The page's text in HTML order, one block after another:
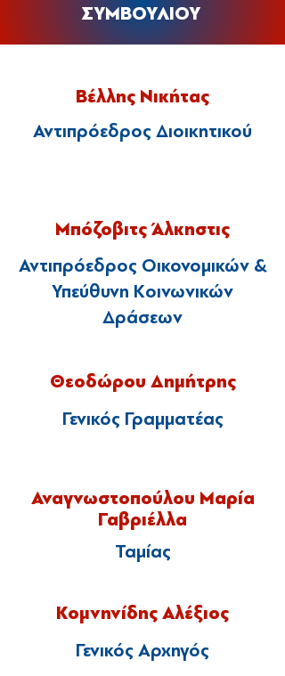
ΣΥΜΒΟΥΛΙΟΥ
Βέλλης Νικήτας
Αντιπρόεδρος Διοικητικού
Μπόζοβιτς Άλκηστις
Αντιπρόεδρος Οικονομικών &
Υπεύθυνη Κοινωνικών
Δράσεων
Θεοδώρου Δημήτρης
Γενικός Γραμματέας
Αναγνωστοπούλου Μαρία
Γαβριέλλα
Ταμίας
Κομνηνίδης Αλέξιος
Γενικός Αρχηγός